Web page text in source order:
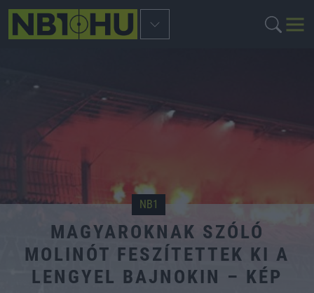
NB1
MAGYAROKNAK SZÓLÓ
MOLINÓT FESZÍTETTEK KI A
LENGYEL BAJNOKIN – KÉP